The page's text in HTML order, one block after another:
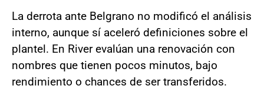
La derrota ante Belgrano no modificó el análisis
interno, aunque sí aceleró definiciones sobre el
plantel. En River evalúan una renovación con
nombres que tienen pocos minutos, bajo
rendimiento o chances de ser transferidos.